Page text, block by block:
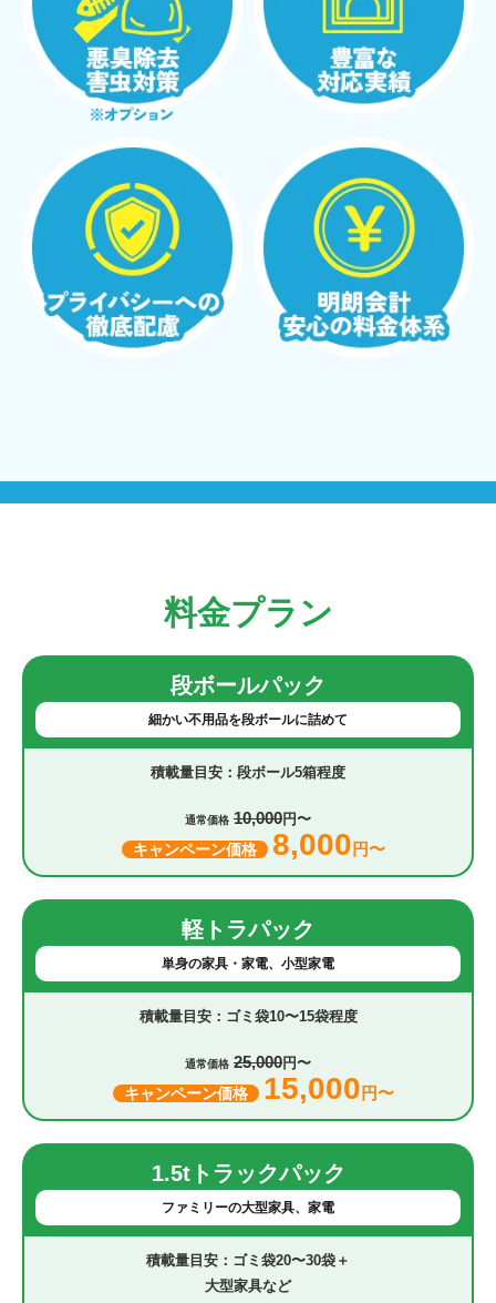
料金プラン
段ボールパック
細かい不用品を段ボールに詰めて
段ボール5箱程度
通常価格 10,000円〜
キャンペーン価格 8,000 円〜
軽トラパック
単身の家具・家電、小型家電
ゴミ袋10〜15袋程度
通常価格 25,000円〜
キャンペーン価格 15,000 円〜
1.5tトラックパック
ファミリーの大型家具、家電
ゴミ袋20〜30袋＋
大型家具など